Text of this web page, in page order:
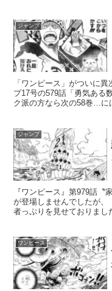
ジャンプ
「ワンピース」がついに
プ17号の579話「勇気ある
ク派の方なら次の58巻…に
ジャンプ
『ワンピース』第979話〝
が登場しませんでしたが、
者っぷりを見せておりまし
ワンピース